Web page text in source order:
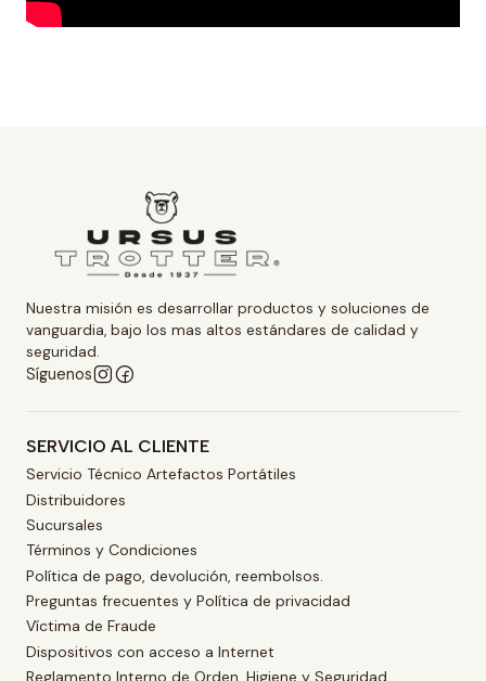
Nuestra misión es desarrollar productos y soluciones de
vanguardia, bajo los mas altos estándares de calidad y
seguridad.
Síguenos
SERVICIO AL CLIENTE
Servicio Técnico Artefactos Portátiles
Distribuidores
Sucursales
Términos y Condiciones
Política de pago, devolución, reembolsos.
Preguntas frecuentes y Política de privacidad
Víctima de Fraude
Dispositivos con acceso a Internet
Reglamento Interno de Orden, Higiene y Seguridad